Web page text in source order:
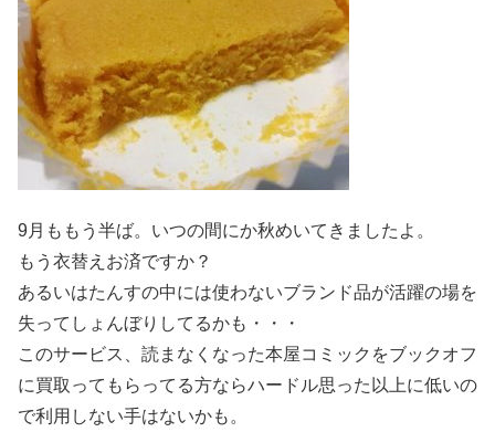
9月ももう半ば。いつの間にか秋めいてきましたよ。
もう衣替えお済ですか？
あるいはたんすの中には使わないブランド品が活躍の場を
失ってしょんぼりしてるかも・・・
このサービス、読まなくなった本屋コミックをブックオフ
に買取ってもらってる方ならハードル思った以上に低いの
で利用しない手はないかも。